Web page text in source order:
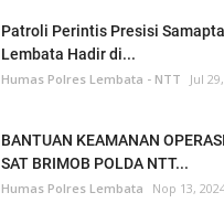
Patroli Perintis Presisi
Lembata Hadir di...
Humas Polres Lembata - NTT Jul
BANTUAN KEAMANAN
SAT BRIMOB POLDA NTT...
Humas Polres Lembata Nop 13,